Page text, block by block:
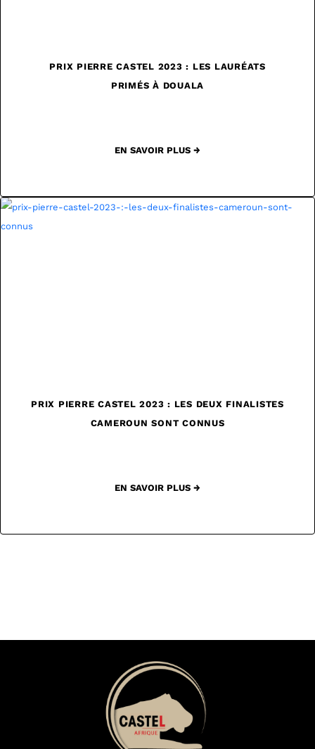
PRIX PIERRE CASTEL 2023 : LES LAURÉATS
PRIMÉS À DOUALA
EN SAVOIR PLUS →
PRIX PIERRE CASTEL 2023 : LES DEUX FINALISTES
CAMEROUN SONT CONNUS
EN SAVOIR PLUS →